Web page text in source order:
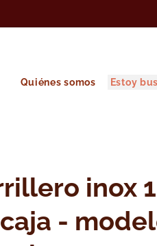
Quiénes somos
inox
-